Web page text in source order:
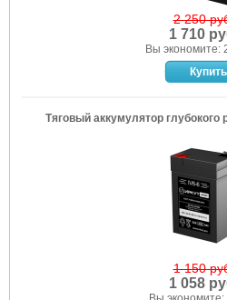
2 250
1 710
Вы экономите:
Тяговый аккумулятор глубокого
1 150
1 058